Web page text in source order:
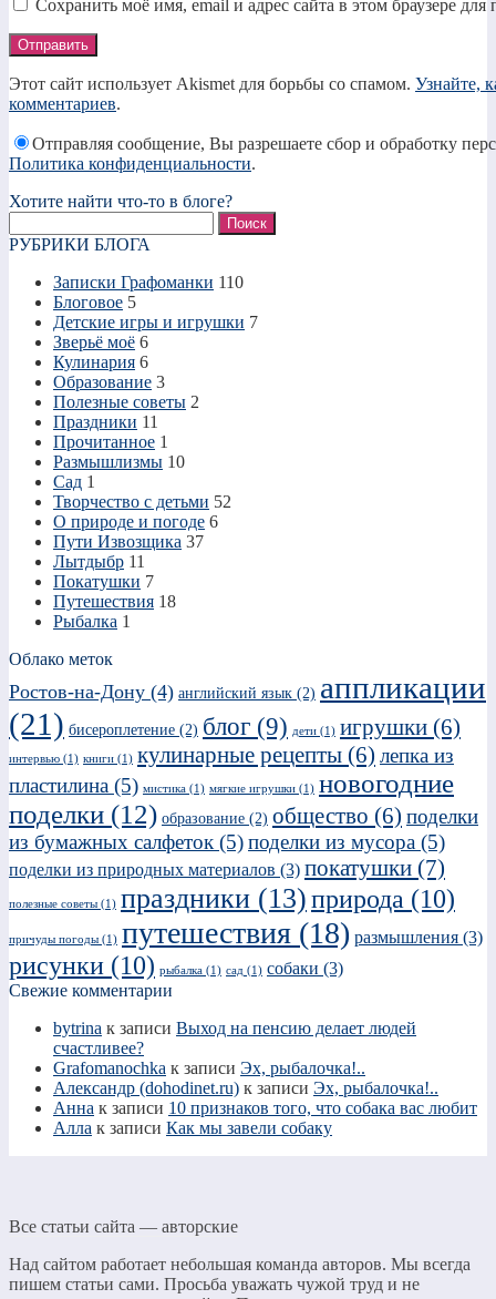
Сохранить моё имя, email и адрес сайта в этом браузере
Этот сайт использует Akismet для борьбы со спамом. Узнайте,
комментариев.
Отправляя сообщение, Вы разрешаете сбор и обработку
Политика конфиденциальности.
Хотите найти что-то в блоге?
РУБРИКИ БЛОГА
Записки Графоманки 110
Блоговое 5
Детские игры и игрушки 7
Зверьё моё 6
Кулинария 6
Образование 3
Полезные советы 2
Праздники 11
Прочитанное 1
Размышлизмы 10
Сад 1
Творчество с детьми 52
О природе и погоде 6
Пути Извозщика 37
Лытдыбр 11
Покатушки 7
Путешествия 18
Рыбалка 1
Облако меток
Ростов-на-Дону (4) английский язык (2) аппликации
(21) бисероплетение (2) блог (9) дети (1) игрушки (6)
интервью (1) книги (1) кулинарные рецепты (6) лепка из
пластилина (5) мистика (1) мягкие игрушки (1) новогодние
поделки (12) образование (2) общество (6) поделки
из бумажных салфеток (5)поделки из мусора (5)
поделки из природных материалов (3) покатушки (7)
полезные советы (1) праздники (13)природа (10)
причуды погоды (1) путешествия (18) размышления (3)
рисунки (10) рыбалка (1) сад (1) собаки (3)
Свежие комментарии
bytrina к записи Выход на пенсию делает людей
счастливее?
Grafomanochka к записи Эх, рыбалочка!..
Александр (dohodinet.ru) к записи Эх, рыбалочка!..
Анна к записи 10 признаков того, что собака вас любит
Алла к записи Как мы завели собаку
Все статьи сайта — авторские
Над сайтом работает небольшая команда авторов. Мы всегда
пишем статьи сами. Просьба уважать чужой труд и не